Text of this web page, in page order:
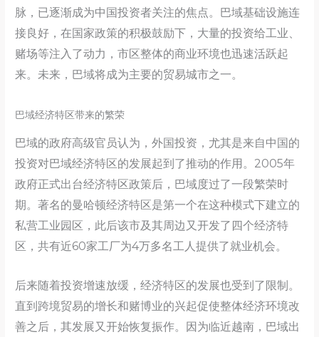
脉，已逐渐成为中国投资者关注的焦点。巴域基础设施连
接良好，在国家政策的积极鼓励下，大量的投资给工业、
赌场等注入了动力，市区整体的商业环境也迅速活跃起
来。未来，巴域将成为主要的贸易城市之一。
巴域经济特区带来的繁荣
巴域的政府高级官员认为，外国投资，尤其是来自中国的
投资对巴域经济特区的发展起到了推动的作用。2005年
政府正式出台经济特区政策后，巴域度过了一段繁荣时
期。著名的曼哈顿经济特区是第一个在这种模式下建立的
私营工业园区，此后该市及其周边又开发了四个经济特
区，共有近60家工厂为4万多名工人提供了就业机会。
后来随着投资增速放缓，经济特区的发展也受到了限制。
直到跨境贸易的增长和赌博业的兴起促使整体经济环境改
善之后，其发展又开始恢复振作。因为临近越南，巴域出